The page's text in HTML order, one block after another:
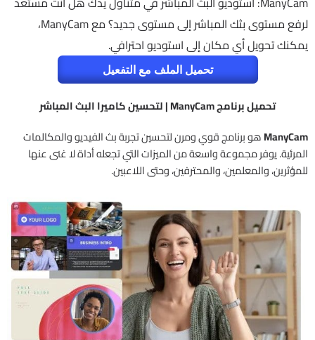
لرفع مستوى بثك المباشر إلى مستوى جديد؟ مع ManyCam،
يمكنك تحويل أي مكان إلى استوديو احترافي.
تحميل الملف مع التفعيل
تحميل برنامج ManyCam | لتحسين كاميرا البث المباشر
ManyCamهو برنامج قوي ومرن لتحسين تجربة بث الفيديو والمكالمات
المرئية. يوفر مجموعة واسعة من الميزات التي تجعله أداة لا غنى عنها
للمؤثرين، والمعلمين، والمحترفين، وحتى اللاعبين.